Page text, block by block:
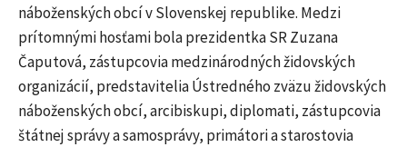
náboženských obcí v Slovenskej republike. Medzi
prítomnými hosťami bola prezidentka SR Zuzana
Čaputová, zástupcovia medzinárodných židovských
organizácií, predstavitelia Ústredného zväzu židovských
náboženských obcí, arcibiskupi, diplomati, zástupcovia
štátnej správy a samosprávy, primátori a starostovia